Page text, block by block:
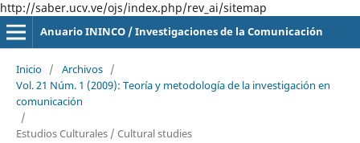
http://saber.ucv.ve/ojs/index.php/rev_ai/sitemap
Anuario ININCO / Investigaciones de la Comunicación
Inicio / Archivos /
Vol. 21 Núm. 1 (2009): Teoría y metodología de la investigación en
comunicación
/
Estudios Culturales / Cultural studies